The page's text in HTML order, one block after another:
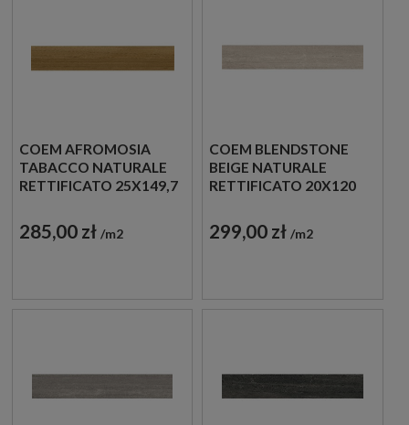
COEM AFROMOSIA
TABACCO NATURALE
RETTIFICATO 25X149,7
GRESOWE
DREWNOPODOBNE
285,00 zł m2
COEM BLENDSTONE
BEIGE NATURALE
RETTIFICATO 20X120
GRESOWE KAMIENNE
299,00 zł m2